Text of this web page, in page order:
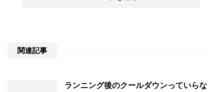
関連記事
ランニング後のクールダウンっていらな